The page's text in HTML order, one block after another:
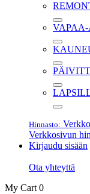
Hinnasto:
Verkkosivun
Kirjaudu sisään
Ota yhteyttä
My Cart 0